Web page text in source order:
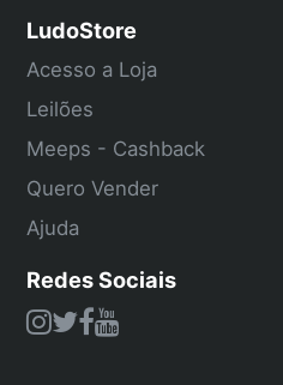
LudoStore
Acesso a Loja
Leilões
Meeps - Cashback
Quero Vender
Ajuda
Redes Sociais